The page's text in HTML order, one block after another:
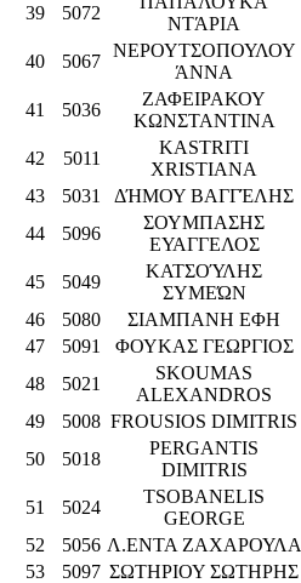
39
5072
ΝΤΆΡΙΑ
40 5067
ΝΕΡΟΥΤΣΟΠΟΥΛΟΥ
ΆΝΝΑ
41 5036
ΖΑΦΕΙΡΑΚΟΥ
ΚΩΝΣΤΑΝΤΙΝΑ
42 5011
KASTRITI
XRISTIANA
43
5031 ΔΉΜΟΥ ΒΑΓΓΈΛΗΣ
44
5096
ΣΟΥΜΠΑΣΗΣ
ΕΥΑΓΓΕΛΟΣ
45 5049
ΚΑΤΣΟΎΛΗΣ
ΣΥΜΕΏΝ
46
5080 ΣΙΑΜΠΑΝΗ ΕΦΗ
47
5091 ΦΟΥΚΑΣ ΓΕΩΡΓΙΟΣ
48
5021
SKOUMAS
ALEXANDROS
49
5008 FROUSIOS DIMITRIS
50
5018
PERGANTIS
DIMITRIS
51 5024
TSOBANELIS
GEORGE
52
5056 Λ.ΕΝΤΑ ΖΑΧΑΡΟΥΛΑ
53
5097 ΣΩΤΗΡΙΟΥ ΣΩΤΗΡΗΣ